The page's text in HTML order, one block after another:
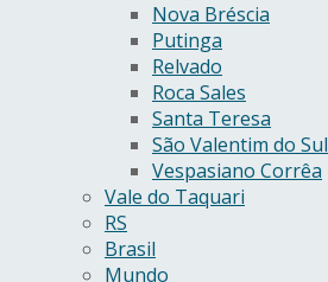
Nova Bréscia
Putinga
Relvado
Roca Sales
Santa Teresa
São Valentim do Sul
Vespasiano Corrêa
Vale do Taquari
RS
Brasil
Mundo